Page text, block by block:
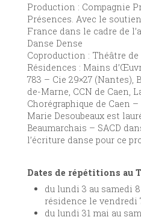
Production : Compagnie
Présences. Avec le
France dans le cadre de
Danse Dense
Coproduction : Théâtre de
Résidences : Mains
783 – Cie 29×27 (Nantes),
de-Marne, CCN de Caen,
Chorégraphique de Caen –
Marie Desoubeaux est
Beaumarchais – SACD
l’écriture danse pour ce
Dates de répétitions au
du lundi 3 au samedi
résidence le vendredi
du lundi 31 mai au